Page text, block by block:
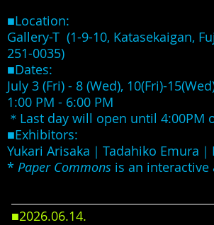
■Location:
Gallery-T (1-9-10, Katasekaigan,
251-0035)
■Dates:
July 3 (Fri) - 8 (Wed), 10(Fri)-
1:00 PM - 6:00 PM
＊Last day will open until 4:00PM
■Exhibitors:
Yukari Arisaka｜Tadahiko Emura
* Paper Commons is an
■2026.06.14.